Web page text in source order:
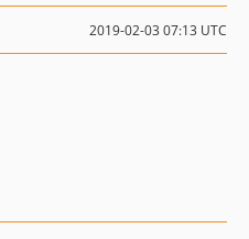
2019-02-03 07:13 UTC